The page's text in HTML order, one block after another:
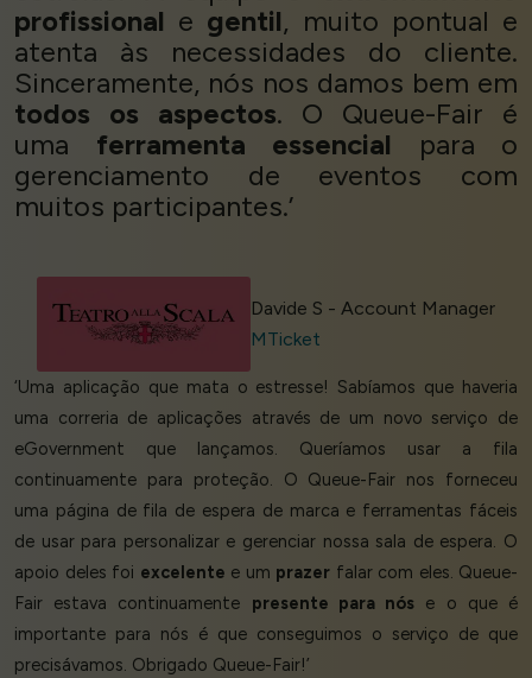
profissional e gentil, muito pontual e
atenta às necessidades do cliente.
Sinceramente, nós nos damos bem em
todos os aspectos. O Queue-Fair é
uma ferramenta essencial para o
gerenciamento de eventos com
muitos participantes.’
Davide S - Account Manager
MTicket
‘Uma aplicação que mata o estresse! Sabíamos que haveria
uma correria de aplicações através de um novo serviço de
eGovernment que lançamos. Queríamos usar a fila
continuamente para proteção. O Queue-Fair nos forneceu
uma página de fila de espera de marca e ferramentas fáceis
de usar para personalizar e gerenciar nossa sala de espera. O
apoio deles foi excelente e um prazer falar com eles. Queue-
Fair estava continuamente presente para nós e o que é
importante para nós é que conseguimos o serviço de que
precisávamos. Obrigado Queue-Fair!’